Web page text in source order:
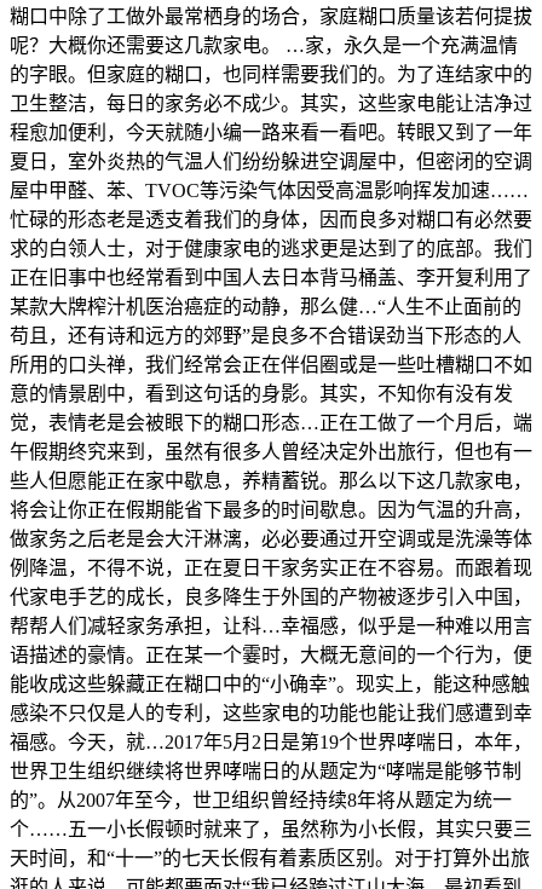
糊口中除了工做外最常栖身的场合，家庭糊口质量该若何提拔
呢？大概你还需要这几款家电。 …家，永久是一个充满温情
的字眼。但家庭的糊口，也同样需要我们的。为了连结家中的
卫生整洁，每日的家务必不成少。其实，这些家电能让洁净过
程愈加便利，今天就随小编一路来看一看吧。转眼又到了一年
夏日，室外炎热的气温人们纷纷躲进空调屋中，但密闭的空调
屋中甲醛、苯、TVOC等污染气体因受高温影响挥发加速……
忙碌的形态老是透支着我们的身体，因而良多对糊口有必然要
求的白领人士，对于健康家电的逃求更是达到了的底部。我们
正在旧事中也经常看到中国人去日本背马桶盖、李开复利用了
某款大牌榨汁机医治癌症的动静，那么健…“人生不止面前的
苟且，还有诗和远方的郊野”是良多不合错误劲当下形态的人
所用的口头禅，我们经常会正在伴侣圈或是一些吐槽糊口不如
意的情景剧中，看到这句话的身影。其实，不知你有没有发
觉，表情老是会被眼下的糊口形态…正在工做了一个月后，端
午假期终究来到，虽然有很多人曾经决定外出旅行，但也有一
些人但愿能正在家中歇息，养精蓄锐。那么以下这几款家电，
将会让你正在假期能省下最多的时间歇息。因为气温的升高，
做家务之后老是会大汗淋漓，必必要通过开空调或是洗澡等体
例降温，不得不说，正在夏日干家务实正在不容易。而跟着现
代家电手艺的成长，良多降生于外国的产物被逐步引入中国，
帮帮人们减轻家务承担，让科…幸福感，似乎是一种难以用言
语描述的豪情。正在某一个霎时，大概无意间的一个行为，便
能收成这些躲藏正在糊口中的“小确幸”。现实上，能这种感触
感染不只仅是人的专利，这些家电的功能也能让我们感遭到幸
福感。今天，就…2017年5月2日是第19个世界哮喘日，本年，
世界卫生组织继续将世界哮喘日的从题定为“哮喘是能够节制
的”。从2007年至今，世卫组织曾经持续8年将从题定为统一
个……五一小长假顿时就来了，虽然称为小长假，其实只要三
天时间，和“十一”的七天长假有着素质区别。对于打算外出旅